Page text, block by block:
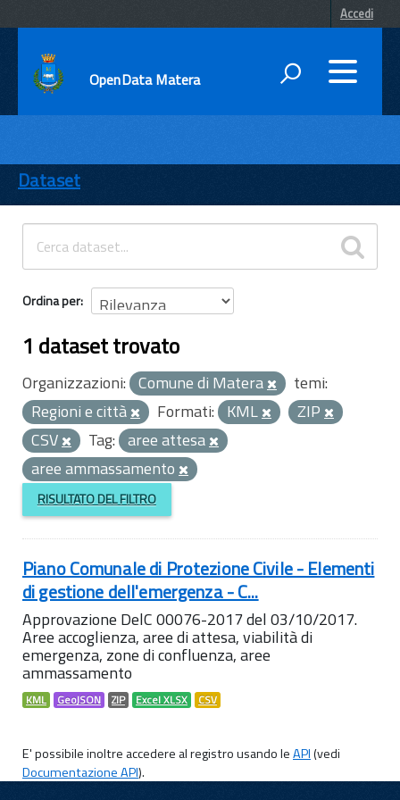
Accedi
OpenData Matera
ENTI
TEMI
INFORMAZIONI
Dataset
Ordina per
1 dataset trovato
Organizzazioni: Comune di Matera
temi:
Regioni e città
Formati: KML
ZIP
CSV
Tag: aree attesa
aree ammassamento
RISULTATO DEL FILTRO
Piano Comunale di Protezione Civile - Elementi
di gestione dell'emergenza - C...
Approvazione DelC 00076-2017 del 03/10/2017.
Aree accoglienza, aree di attesa, viabilità di
emergenza, zone di confluenza, aree
ammassamento
KML GeoJSON ZIP Excel XLSX CSV
E' possibile inoltre accedere al registro usando leAPI(vedi
Documentazione API).